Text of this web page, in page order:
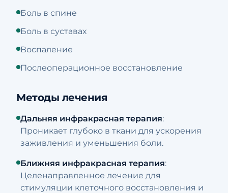
Боль в спине
Боль в суставах
Воспаление
Послеоперационное восстановление
Методы лечения
Дальняя инфракрасная терапия:
Проникает глубоко в ткани для ускорения
заживления и уменьшения боли.
Ближняя инфракрасная терапия:
Целенаправленное лечение для
стимуляции клеточного восстановления и